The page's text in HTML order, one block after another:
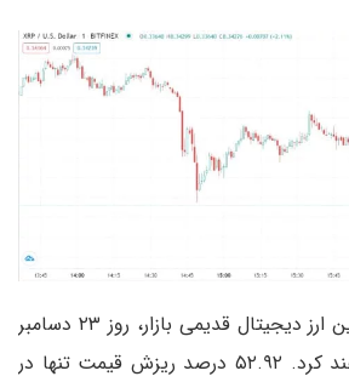
بدون شک طرفداران این ارز دیجیتال قدیمی بازار، روز ۲۳ دسامبر
۲۰۲۰ را فراموش نخواهند کرد. ۵۲.۹۲ درصد ریزش قیمت تنها در